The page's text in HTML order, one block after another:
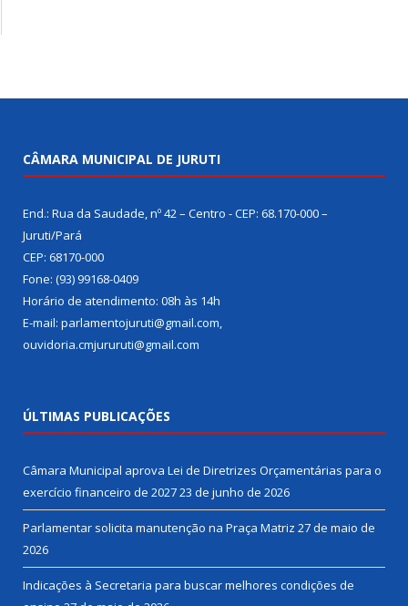
CÂMARA MUNICIPAL DE JURUTI
End.: Rua da Saudade, nº 42 – Centro - CEP: 68.170-000 –
Juruti/Pará
CEP: 68170-000
Fone: (93) 99168-0409
Horário de atendimento: 08h às 14h
E-mail: parlamentojuruti@gmail.com,
ouvidoria.cmjururuti@gmail.com
ÚLTIMAS PUBLICAÇÕES
Câmara Municipal aprova Lei de Diretrizes Orçamentárias para o
exercício financeiro de 202723 de junho de 2026
Parlamentar solicita manutenção na Praça Matriz 27 de maio de
2026
Indicações à Secretaria para buscar melhores condições de